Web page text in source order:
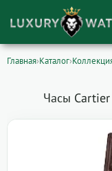
Главная›Каталог›
Часы